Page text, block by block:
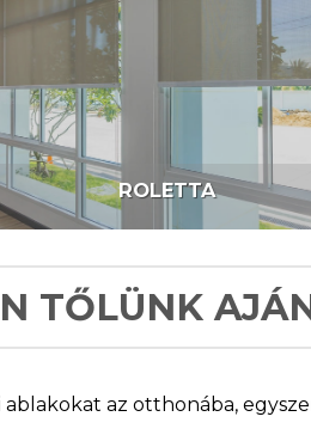
ROLETTA
TŐLÜNK
ablakokat az otthonába,